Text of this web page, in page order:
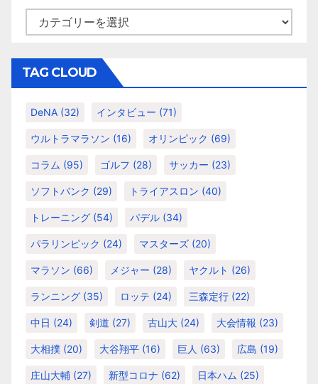
テ
リ
ー
TAG CLOUD
DeNA (32) インタビュー (71)
ウルトラマラソン (16) オリンピック (69)
コラム (95) ゴルフ (28) サッカー (23)
ソフトバンク (29) トライアスロン (40)
トレーニング (54) パデル (34)
パラリンピック (24) マスターズ (20)
マラソン (66) メジャー (28) ヤクルト (26)
ランニング (35) ロッテ (24) 三森定行 (22)
中日 (24) 剣道 (27) 古山大 (24) 大会情報 (23)
大相撲 (20) 大谷翔平 (16) 巨人 (63) 広島 (19)
庄山大輔 (27) 新型コロナ (62) 日本ハム (25)